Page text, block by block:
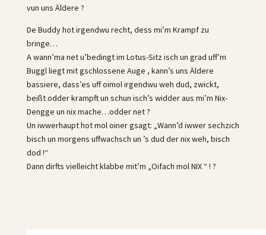
vun uns Äldere ?
De Buddy hot irgendwu recht, dess mi’m Krampf zu
bringe…
A wann’ma net u’bedingt im Lotus-Sitz isch un grad uff’m
Buggl liegt mit gschlossene Auge , kann’s uns Äldere
bassiere, dass’es uff oimol irgendwu weh dud, zwickt,
beißt odder krampft un schun isch’s widder aus mi’m Nix-
Dengge un nix mache…odder net ?
Un iwwerhaupt hot mol oiner gsagt: „Wann’d iwwer sechzich
bisch un morgens uffwachsch un ’s dud der nix weh, bisch
dod !“
Dann dirfts vielleicht klabbe mit’m „Oifach mol NIX “ ! ?